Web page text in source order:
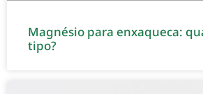
Magnésio para enxaqueca:
tipo?